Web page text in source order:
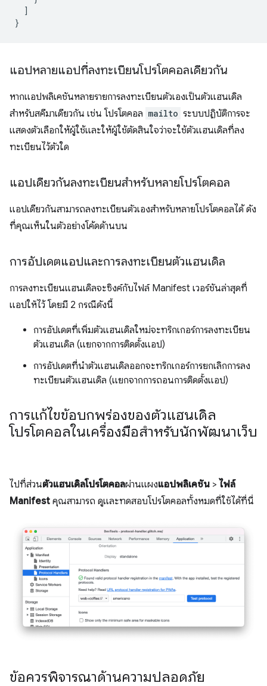
]
}
แอปหลายแอปที่ลงทะเบียนโปรโตคอลเดียวกัน
หากแอปพลิเคชันหลายรายการลงทะเบียนตัวเองเป็นตัวแฮนเดิล
สำหรับสคีมาเดียวกัน เช่น โปรโตคอล mailto ระบบปฏิบัติการจะ
แสดงตัวเลือกให้ผู้ใช้และให้ผู้ใช้ตัดสินใจว่าจะใช้ตัวแฮนเดิลที่ลง
ทะเบียนไว้ตัวใด
แอปเดียวกันลงทะเบียนสำหรับหลายโปรโตคอล
แอปเดียวกันสามารถลงทะเบียนตัวเองสำหรับหลายโปรโตคอลได้ ดัง
ที่คุณเห็นในตัวอย่างโค้ดด้านบน
การอัปเดตแอปและการลงทะเบียนตัวแฮนเดิล
การลงทะเบียนแฮนเดิลจะซิงค์กับไฟล์ Manifest เวอร์ชันล่าสุดที่
แอปให้ไว้ โดยมี 2 กรณีดังนี้
การอัปเดตที่เพิ่มตัวแฮนเดิลใหม่จะทริกเกอร์การลงทะเบียน
ตัวแฮนเดิล (แยกจากการติดตั้งแอป)
การอัปเดตที่นำตัวแฮนเดิลออกจะทริกเกอร์การยกเลิกการลง
ทะเบียนตัวแฮนเดิล (แยกจากการถอนการติดตั้งแอป)
การแก้ไขข้อบกพร่องของตัวแฮนเดิล
โปรโตคอลในเครื่องมือสำหรับนักพัฒนาเว็บ
ไปที่ส่วนตัวแฮนเดิลโปรโตคอลผ่านแผงแอปพลิเคชัน > ไฟล์
Manifest คุณสามารถ ดูและทดสอบโปรโตคอลทั้งหมดที่ใช้ได้ที่นี่
ข้อควรพิจารณาด้านความปลอดภัย